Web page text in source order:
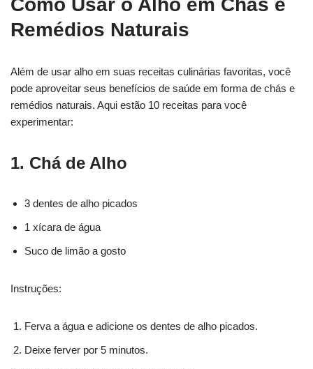
Como Usar o Alho em Chás e
Remédios Naturais
Além de usar alho em suas receitas culinárias favoritas, você
pode aproveitar seus benefícios de saúde em forma de chás e
remédios naturais. Aqui estão 10 receitas para você
experimentar:
1. Chá de Alho
3 dentes de alho picados
1 xícara de água
Suco de limão a gosto
Instruções:
Ferva a água e adicione os dentes de alho picados.
Deixe ferver por 5 minutos.